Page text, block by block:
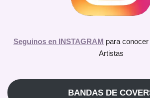
Seguinos en INSTAGRAM para
Artistas
BANDAS DE